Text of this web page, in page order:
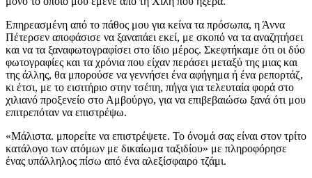
Επηρεασμένη από το πάθος μου για κείνα τα πρόσωπα, η Άννα
Πέτερσεν αποφάσισε να ξαναπάει εκεί, με σκοπό να τα αναζητήσει
και να τα ξαναφωτογραφίσει στο ίδιο μέρος. Σκεφτήκαμε ότι οι δύο
φωτογραφίες και τα χρόνια που είχαν περάσει μεταξύ της μιας και
της άλλης, θα μπορούσε να γεννήσει ένα αφήγημα ή ένα ρεπορτάζ,
κι έτσι, με το εισιτήριο στην τσέπη, πήγα για τελευταία φορά στο
χιλιανό προξενείο στο Αμβούργο, για να επιβεβαιώσω ξανά ότι μου
επιτρεπόταν να επιστρέψω.
«Μάλιστα. μπορείτε να επιστρέψετε. Το όνομά σας είναι στον τρίτο
κατάλογο των ατόμων με δικαίωμα ταξιδίου» με πληροφόρησε
ένας υπάλληλος πίσω από ένα αλεξίσφαιρο τζάμι.